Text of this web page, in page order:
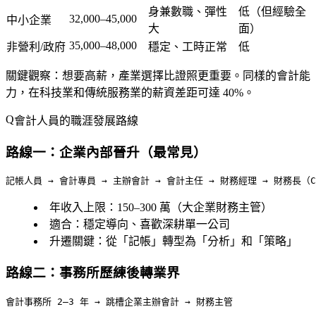
中小企業 32,000–45,000
身兼數職、彈性
大
低（但經驗全
面）
非營利/政府 35,000–48,000 穩定、工時正常 低
關鍵觀察 ：想要高薪，產業選擇比證照更重要。同樣的會計能
力，在科技業和傳統服務業的薪資差距可達 40%。
會計人員的職涯發展路線
路線一：企業內部晉升（最常見）
年收入上限 ：150–300 萬（大企業財務主管）
適合 ：穩定導向、喜歡深耕單一公司
升遷關鍵 ：從「記帳」轉型為「分析」和「策略」
路線二：事務所歷練後轉業界